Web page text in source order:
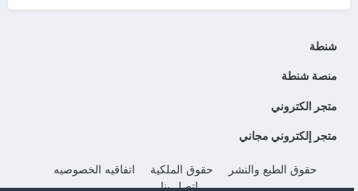
شنطة
منصة شنطة
متجر الكتروني
متجر إلكتروني مجاني
حقوق الطبع والنشر حقوق الملكية
اتفاقيه الخصوصيه
إتصل بنا